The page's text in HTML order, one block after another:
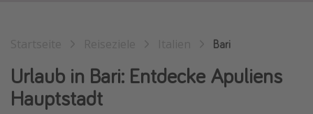
Roadtrips
Wochenendtrip
Bari
Urlaub in Bari: Entdecke Apuliens
Hauptstadt